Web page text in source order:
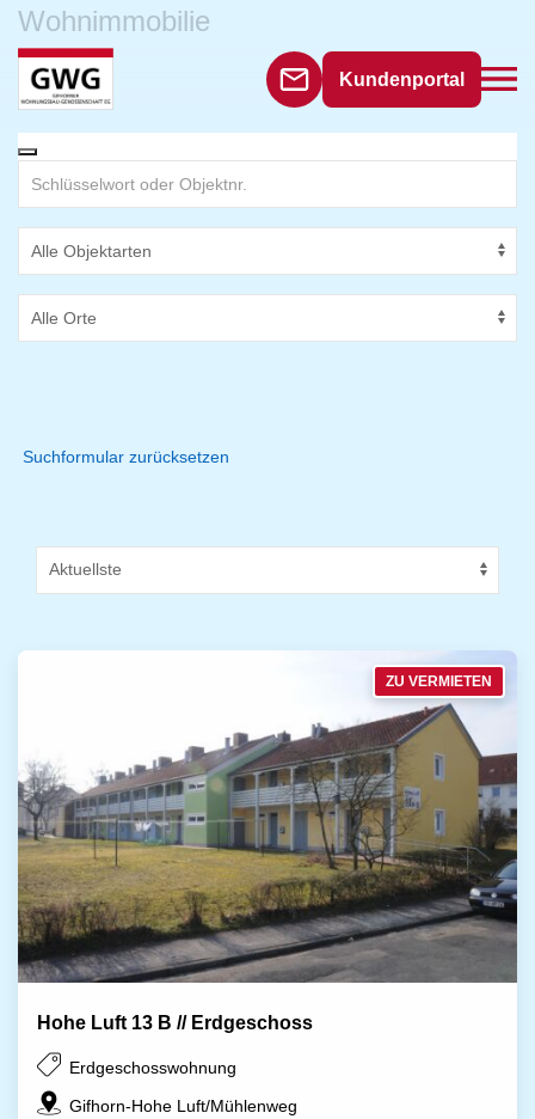
Kundenportal
Wohnimmobilie
Suchformular zurücksetzen
Hohe Luft 13 B // Erdgeschoss
Erdgeschosswohnung
Gifhorn-Hohe Luft/Mühlenweg
ZU VERMIETEN